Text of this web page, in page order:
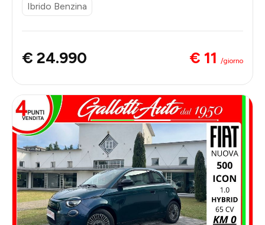
Ibrido Benzina
€ 24.990 € 11 /giorno